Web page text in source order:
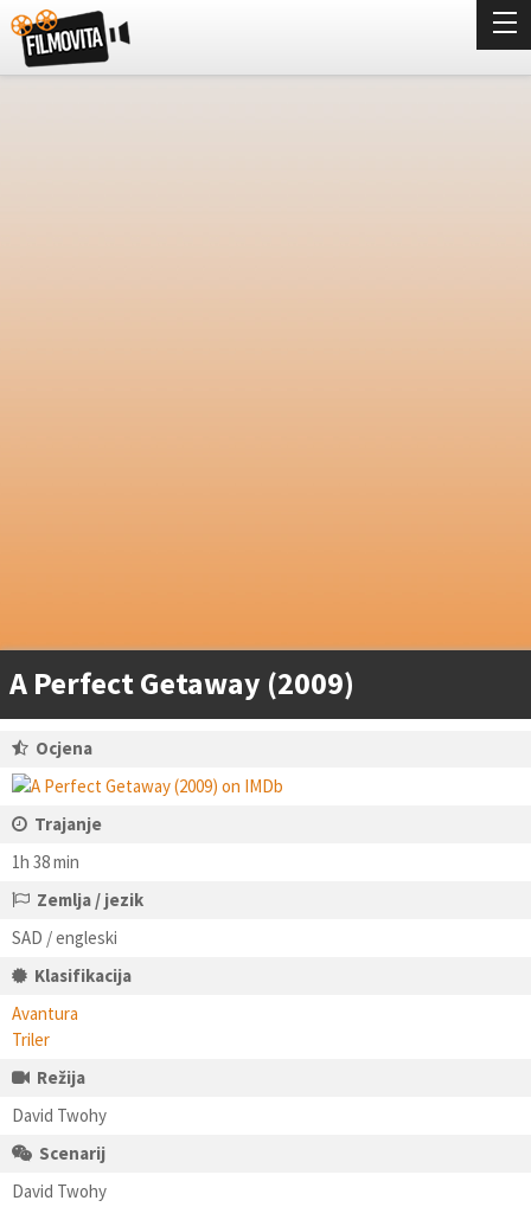
A Perfect Getaway (2009)
Ocjena
Trajanje
1h 38 min
Zemlja / jezik
SAD / engleski
Klasifikacija
Avantura
Triler
Režija
David Twohy
Scenarij
David Twohy